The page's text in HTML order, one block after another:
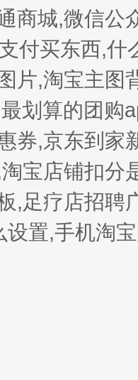
商城,微信公
付买东西,什
片,淘宝主图
划算的团购
券,京东到家
宝店铺扣分
,足疗店招聘
置,手机淘